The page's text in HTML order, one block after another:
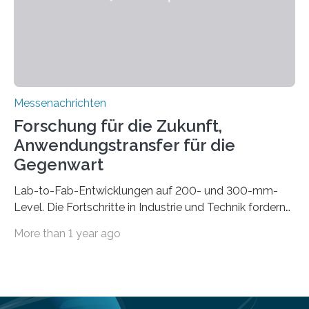
Messenachrichten
Forschung für die Zukunft,
Anwendungstransfer für die
Gegenwart
Lab-to-Fab-Entwicklungen auf 200- und 300-mm-
Level. Die Fortschritte in Industrie und Technik fordern
Mikrochips, sowohl aus technischer, wirtschaftlicher, als
dabei als starker Partner der Industrie etabliert. Das
More than 1 year ago